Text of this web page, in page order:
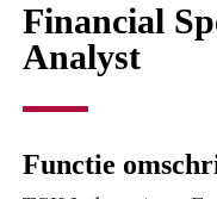
Financial
Analyst
Functie